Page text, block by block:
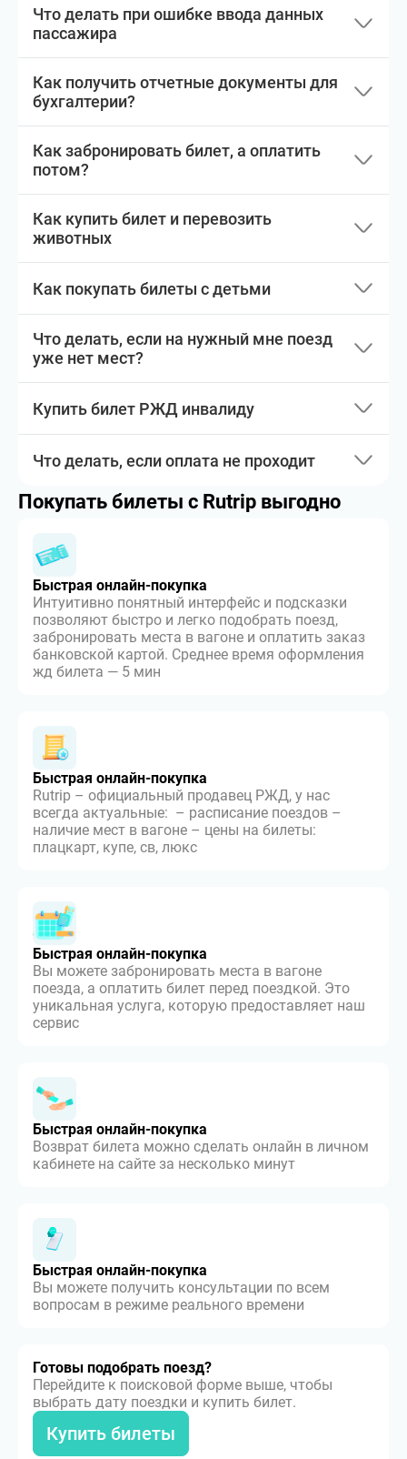
Что делать при ошибке ввода данных
пассажира
Как получить отчетные документы для
бухгалтерии?
Как забронировать билет, а оплатить
потом?
Как купить билет и перевозить
животных
Как покупать билеты с детьми
Что делать, если на нужный мне поезд
уже нет мест?
Купить билет РЖД инвалиду
Что делать, если оплата не проходит
Покупать билеты с Rutrip выгодно
Быстрая онлайн-покупка
Интуитивно понятный интерфейс и подсказки
позволяют быстро и легко подобрать поезд,
забронировать места в вагоне и оплатить заказ
банковской картой. Среднее время оформления
жд билета — 5 мин
Быстрая онлайн-покупка
Rutrip – официальный продавец РЖД, у нас
всегда актуальные: – расписание поездов –
наличие мест в вагоне – цены на билеты:
плацкарт, купе, св, люкс
Быстрая онлайн-покупка
Вы можете забронировать места в вагоне
поезда, а оплатить билет перед поездкой. Это
уникальная услуга, которую предоставляет наш
сервис
Быстрая онлайн-покупка
Возврат билета можно сделать онлайн в личном
кабинете на сайте за несколько минут
Быстрая онлайн-покупка
Вы можете получить консультации по всем
вопросам в режиме реального времени
Готовы подобрать поезд?
Перейдите к поисковой форме выше, чтобы
выбрать дату поездки и купить билет.
Купить билеты